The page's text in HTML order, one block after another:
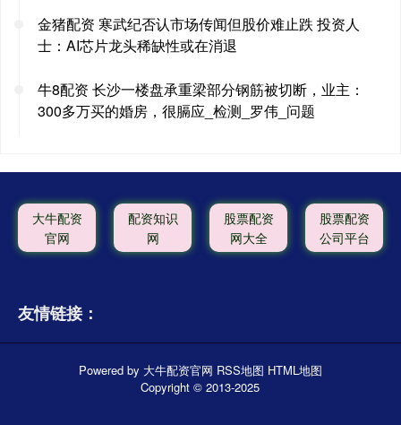
金猪配资 寒武纪否认市场传闻但股价难止跌 投资人
士：AI芯片龙头稀缺性或在消退
牛8配资 长沙一楼盘承重梁部分钢筋被切断，业主：
300多万买的婚房，很膈应_检测_罗伟_问题
大牛配资
官网
配资知识
网
股票配资
网大全
股票配资
公司平台
友情链接：
Powered by 大牛配资官网 RSS地图 HTML地图
Copyright© 2013-2025